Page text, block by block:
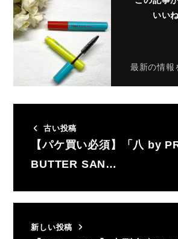
いい
最新の情報
古い投稿
【パケ買い必須】「八 by
BUTTER SAN…
新しい投稿